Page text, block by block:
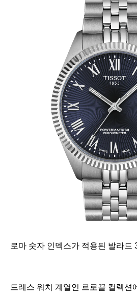
로마 숫자 인덱스가 적용된 발라드
드레스 워치 계열인 르로끌 컬렉션